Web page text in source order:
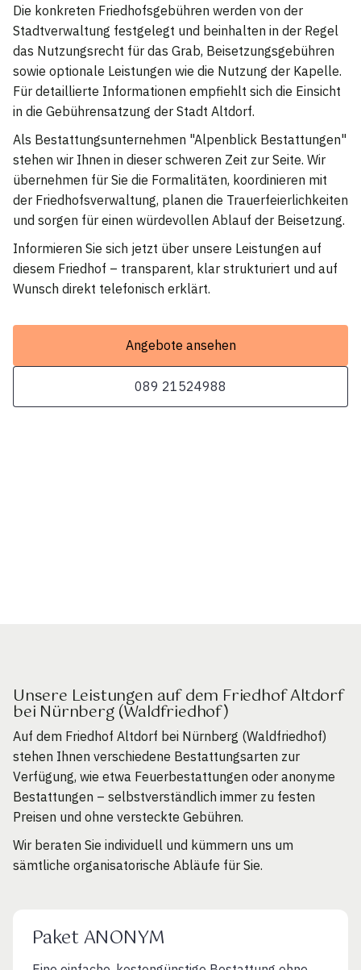
Die konkreten Friedhofsgebühren werden von der
Stadtverwaltung festgelegt und beinhalten in der Regel
das Nutzungsrecht für das Grab, Beisetzungsgebühren
sowie optionale Leistungen wie die Nutzung der Kapelle.
Für detaillierte Informationen empfiehlt sich die Einsicht
in die Gebührensatzung der Stadt Altdorf.
Als Bestattungsunternehmen "Alpenblick Bestattungen"
stehen wir Ihnen in dieser schweren Zeit zur Seite. Wir
übernehmen für Sie die Formalitäten, koordinieren mit
der Friedhofsverwaltung, planen die Trauerfeierlichkeiten
und sorgen für einen würdevollen Ablauf der Beisetzung.
Informieren Sie sich jetzt über unsere Leistungen auf
diesem Friedhof – transparent, klar strukturiert und auf
Wunsch direkt telefonisch erklärt.
Angebote ansehen
089 21524988
Unsere Leistungen auf dem Friedhof Altdorf
bei Nürnberg (Waldfriedhof)
Auf dem Friedhof Altdorf bei Nürnberg (Waldfriedhof)
stehen Ihnen verschiedene Bestattungsarten zur
Verfügung, wie etwa Feuerbestattungen oder anonyme
Bestattungen – selbstverständlich immer zu festen
Preisen und ohne versteckte Gebühren.
Wir beraten Sie individuell und kümmern uns um
sämtliche organisatorische Abläufe für Sie.
Paket ANONYM